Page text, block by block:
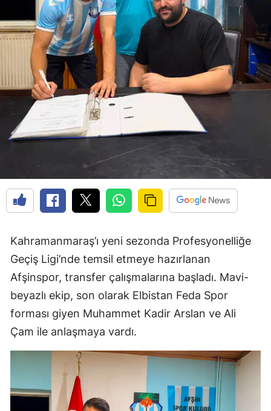
Kahramanmaraş’ı yeni sezonda Profesyonelliğe
Geçiş Ligi’nde temsil etmeye hazırlanan
Afşinspor, transfer çalışmalarına başladı. Mavi-
beyazlı ekip, son olarak Elbistan Feda Spor
forması giyen Muhammet Kadir Arslan ve Ali
Çam ile anlaşmaya vardı.